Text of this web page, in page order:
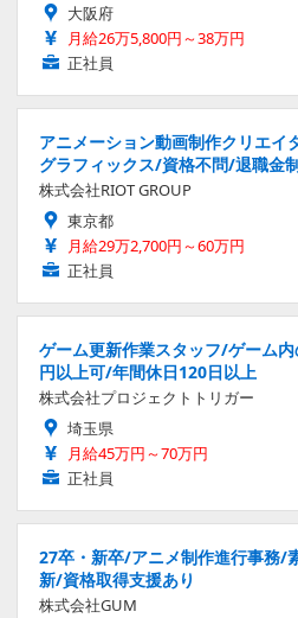
大阪府
月給26万5,800円～38万円
正社員
アニメーション動画制作クリエ
グラフィックス/資格不問/退職金
株式会社RIOT GROUP
東京都
月給29万2,700円～60万円
正社員
ゲーム更新作業スタッフ/ゲーム
円以上可/年間休日120日以上
株式会社プロジェクトトリガー
埼玉県
月給45万円～70万円
正社員
27卒・新卒/アニメ制作進行事務/
新/資格取得支援あり
株式会社GUM